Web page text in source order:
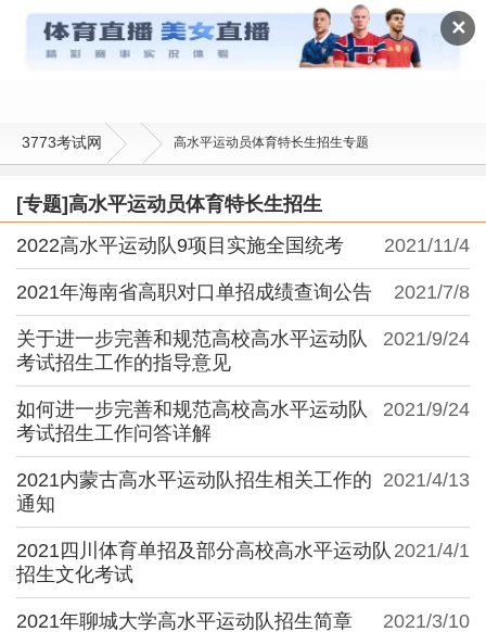
✕
高水平运动员体育特长生招生
3773考试网 高水平运动员体育特长生招生专题
[专题]高水平运动员体育特长生招生
2021/11/4
2022高水平运动队9项目实施全国统考
2021/7/8
2021年海南省高职对口单招成绩查询公告
2021/9/24
关于进一步完善和规范高校高水平运动队
考试招生工作的指导意见
2021/9/24
如何进一步完善和规范高校高水平运动队
考试招生工作问答详解
2021/4/13
2021内蒙古高水平运动队招生相关工作的
通知
2021/4/1
2021四川体育单招及部分高校高水平运动队
招生文化考试
2021/3/10
2021年聊城大学高水平运动队招生简章